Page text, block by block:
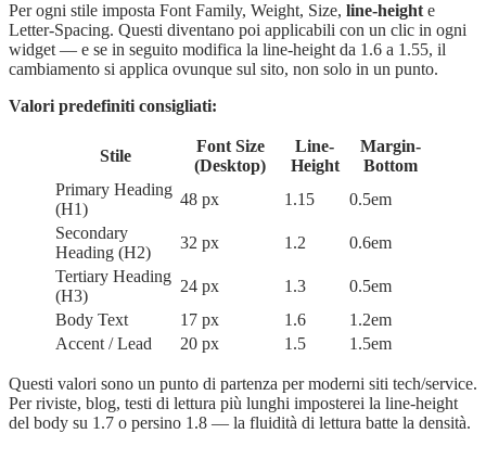
Per ogni stile imposta Font Family, Weight, Size, line-heighte
Letter-Spacing. Questi diventano poi applicabili con un clic in ogni
widget — e se in seguito modifica la line-height da 1.6 a 1.55, il
cambiamento si applica ovunque sul sito, non solo in un punto.
Valori predefiniti consigliati:
Stile
Font Size
(Desktop)
Line-
Height
Margin-
Bottom
Primary Heading
(H1)
48 px 1.15
0.5em
Secondary
Heading (H2)
32 px 1.2
0.6em
Tertiary Heading
(H3)
24 px 1.3
0.5em
Body Text
17 px 1.6
1.2em
Accent / Lead
20 px 1.5 1.5em
Questi valori sono un punto di partenza per moderni siti tech/service.
Per riviste, blog, testi di lettura più lunghi imposterei la line-height
del body su 1.7 o persino 1.8 — la fluidità di lettura batte la densità.